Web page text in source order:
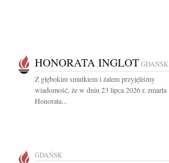
HONORATA INGLOT GDAŃSK
Z głębokim smutkiem i żalem przyjęliśmy
wiadomość, że w dniu 23 lipca 2026 r. zmarła
Honorata...
GDAŃSK